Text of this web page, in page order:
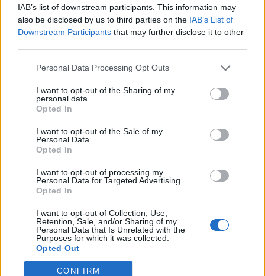
IAB’s list of downstream participants. This information may
also be disclosed by us to third parties on the IAB’s List of
Downstream Participants that may further disclose it to other
Personal Data Processing Opt Outs
I want to opt-out of the Sharing of my
personal data.
Opted In
I want to opt-out of the Sale of my
Personal Data.
Opted In
I want to opt-out of processing my
Personal Data for Targeted Advertising.
Opted In
I want to opt-out of Collection, Use,
Retention, Sale, and/or Sharing of my
Personal Data that Is Unrelated with the
Purposes for which it was collected.
Opted Out
CONFIRM